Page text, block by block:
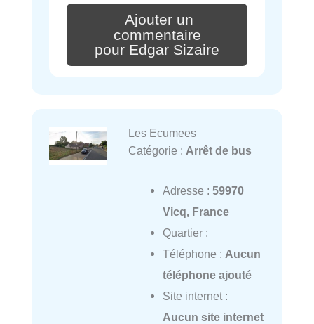
Ajouter un
commentaire
pour Edgar Sizaire
Les Ecumees
Catégorie : Arrêt de bus
Adresse : 59970
Vicq, France
Quartier :
Téléphone : Aucun
téléphone ajouté
Site internet :
Aucun site internet